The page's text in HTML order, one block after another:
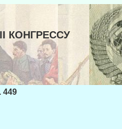
КОНГРЕССУ